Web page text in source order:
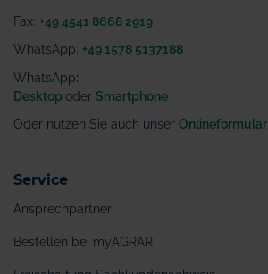
Fax: +49 4541 8668 2919
WhatsApp: +49 1578 5137188
WhatsApp:
Desktop oder Smartphone
Oder nutzen Sie auch unser Onlineformular
Service
Ansprechpartner
Bestellen bei myAGRAR